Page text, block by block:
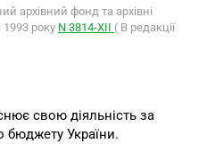
архівний фонд та архівні
1993 року N 3814-XІІ ( В редакції
свою діяльність за
бюджету України.